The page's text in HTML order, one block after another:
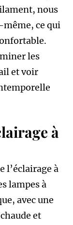
nous
ce qui
les
et voir
à
l’éclairage à
lampes à
avec une
et